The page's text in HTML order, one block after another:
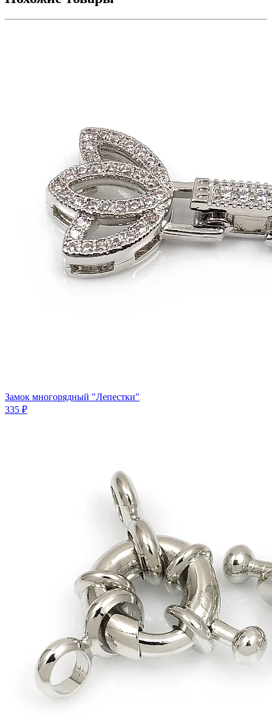
Замок многорядный "Лепестки"
335 ₽